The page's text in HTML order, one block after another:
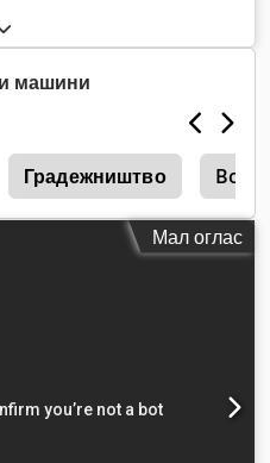
машини
Градежништво
Мал оглас